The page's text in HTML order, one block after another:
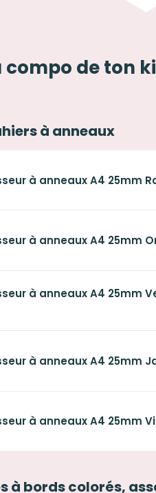
compo de ton
à anneaux
à anneaux A4 25mm
à anneaux A4 25mm
à anneaux A4 25mm
à anneaux A4 25mm
à anneaux A4 25mm
à bords colorés,